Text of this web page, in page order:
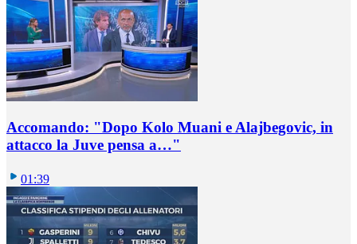
Accomando: "Dopo Kolo Muani e Alajbegovic, in
attacco la Juve pensa a…"
01:39